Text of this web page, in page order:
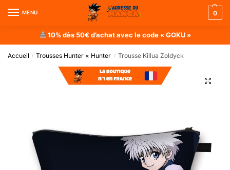
MENU 0
10% dès 50€ d’achat avec le code « GOKU »
Accueil / Trousses Hunter × Hunter / Trousse Killua Zoldyck